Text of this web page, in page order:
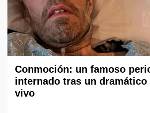
Conmoción: un famoso
internado tras un dramático
vivo